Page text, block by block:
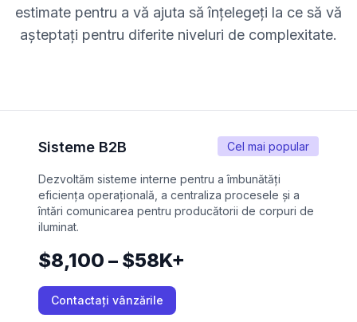
estimate pentru a vă ajuta să înțelegeți la ce să vă
așteptați pentru diferite niveluri de complexitate.
Cel mai popular
Sisteme B2B
Dezvoltăm sisteme interne pentru a îmbunătăți
eficiența operațională, a centraliza procesele și a
întări comunicarea pentru producătorii de corpuri de
iluminat.
$8,100 – $58K+
Contactați vânzările